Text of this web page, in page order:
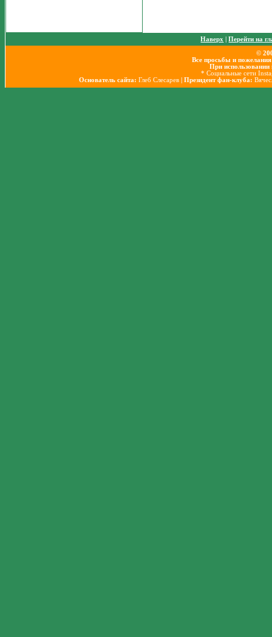
Наверх |Перейти на
©
Все просьбы и
При использовании
* Социальные сети
Основатель сайта: Глеб Слесарев | Президент фан-клуба: